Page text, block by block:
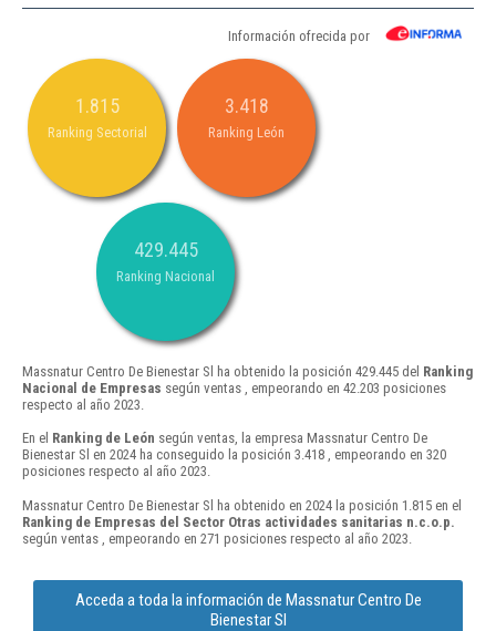
Información ofrecida por
1.815
Ranking Sectorial
3.418
Ranking León
429.445
Ranking Nacional
Massnatur Centro De Bienestar Sl ha obtenido la posición 429.445 del Ranking
Nacional de Empresas según ventas , empeorando en 42.203 posiciones
respecto al año 2023.
En el Ranking de León según ventas, la empresa Massnatur Centro De
Bienestar Sl en 2024 ha conseguido la posición 3.418 , empeorando en 320
posiciones respecto al año 2023.
Massnatur Centro De Bienestar Sl ha obtenido en 2024 la posición 1.815 en el
Ranking de Empresas del Sector Otras actividades sanitarias n.c.o.p.
según ventas , empeorando en 271 posiciones respecto al año 2023.
Acceda a toda la información de Massnatur Centro De
Bienestar Sl